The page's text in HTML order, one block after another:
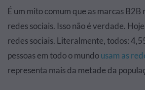
É um mito comum que as marcas B2B
redes sociais. Isso não é verdade.
redes sociais. Literalmente, todos:
pessoas em todo o mundousam as
representa mais da metade da